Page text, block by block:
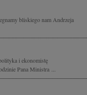
bliskiego nam Andrzeja
i ekonomistę
Pana Ministra ...